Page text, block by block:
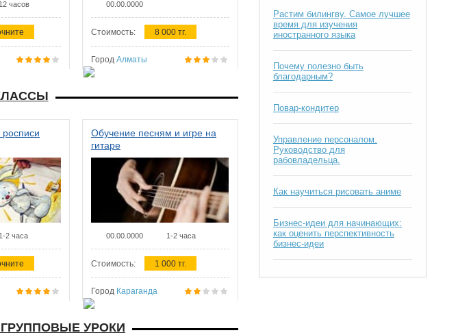
12 часов 00.00.0000
Стоимость: 8 000 тг.
Город Алматы
1-2 часа
Обучение песням и игре на
гитаре
00.00.0000 1-2 часа
Стоимость: 1 000 тг.
Город Караганда
УРОКИ
Растим билингву. Самое лучшее
время для изучения
иностранного языка
Почему полезно быть
благодарным?
Повар-кондитер
Управление персоналом.
Руководство для
рабовладельца.
Как научиться рисовать аниме
Бизнес-идеи для начинающих:
как оценить перспективность
бизнес-идеи